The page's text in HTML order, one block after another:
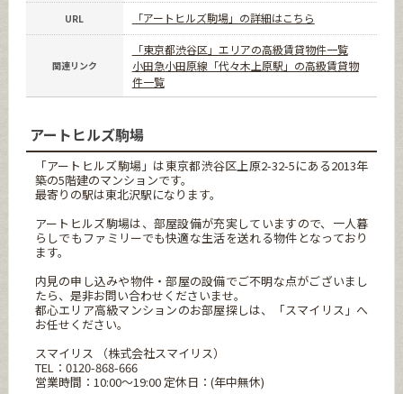
URL 「アートヒルズ駒場」の詳細はこちら
関連リンク
「東京都渋谷区」エリアの高級賃貸物件一覧
小田急小田原線「代々木上原駅」の高級賃貸物
件一覧
アートヒルズ駒場
「アートヒルズ駒場」は東京都渋谷区上原2-32-5にある2013年
築の5階建のマンションです。
最寄りの駅は東北沢駅になります。
アートヒルズ駒場は、部屋設備が充実していますので、一人暮
らしでもファミリーでも快適な生活を送れる物件となっており
ます。
内見の申し込みや物件・部屋の設備でご不明な点がございまし
たら、是非お問い合わせくださいませ。
都心エリア高級マンションのお部屋探しは、「スマイリス」へ
お任せください。
スマイリス （株式会社スマイリス）
TEL：0120-868-666
営業時間：10:00～19:00 定休日：(年中無休)